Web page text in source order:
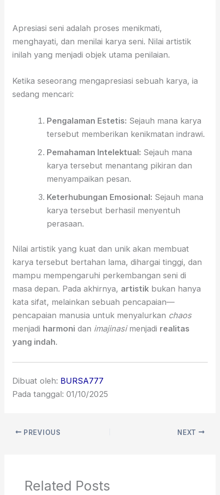
Apresiasi seni adalah proses menikmati,
menghayati, dan menilai karya seni. Nilai artistik
inilah yang menjadi objek utama penilaian.
Ketika seseorang mengapresiasi sebuah karya, ia
sedang mencari:
Pengalaman Estetis: Sejauh mana karya
tersebut memberikan kenikmatan indrawi.
Pemahaman Intelektual: Sejauh mana
karya tersebut menantang pikiran dan
menyampaikan pesan.
Keterhubungan Emosional: Sejauh mana
karya tersebut berhasil menyentuh
perasaan.
Nilai artistik yang kuat dan unik akan membuat
karya tersebut bertahan lama, dihargai tinggi, dan
mampu mempengaruhi perkembangan seni di
masa depan. Pada akhirnya, artistik bukan hanya
kata sifat, melainkan sebuah pencapaian—
pencapaian manusia untuk menyalurkan chaos
menjadi harmoni dan imajinasimenjadi realitas
yang indah.
Dibuat oleh: BURSA777
Pada tanggal: 01/10/2025
PREVIOUS NEXT
Related Posts